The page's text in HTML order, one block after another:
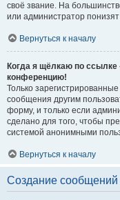
своё звание. На
или администратор
Вернуться к началу
Когда я щёлкаю по ссылке
конференцию!
Только
сообщения другим
форму, и только если
сделано для того, чтобы
системой анонимными
Вернуться к началу
Создание сообщений